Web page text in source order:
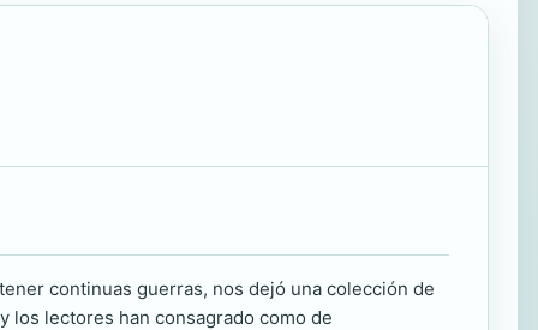
continuas guerras, nos dejó una colección de
los lectores han consagrado como de